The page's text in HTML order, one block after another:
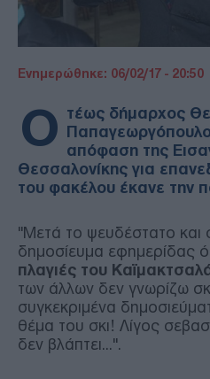
Ενημερώθηκε: 06/02/17 - 20:50
Ο τέως δήμαρχος
απόφαση της
Θεσσαλονίκης για
του φακέλου έκανε την
"Μετά το ψευδέστατο και
δημοσίευμα εφημερίδας
πλαγιές του
των άλλων δεν γνωρίζω
συγκεκριμένα
θέμα του σκι! Λίγος
δεν βλάπτει...".